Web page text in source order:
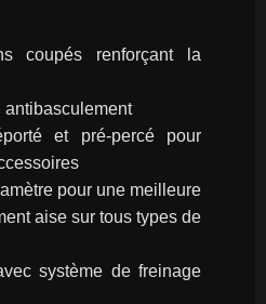
coupés renforçant la
antibasculement
et pré-percé pour
pour une meilleure
aise sur tous types de
système de freinage